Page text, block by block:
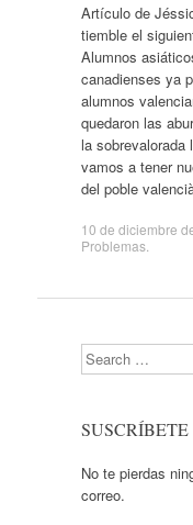
Artículo de
tiemble el
Alumnos
canadienses ya
alumnos
quedaron las
la
vamos a tener
del poble
10 de diciembre
Problemas.
Search
SUSCRÍBETE
No te pierdas
correo.